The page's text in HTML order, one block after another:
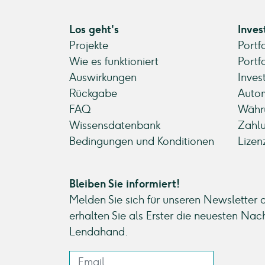
Los geht's
Projekte
Wie es funktioniert
Auswirkungen
Rückgabe
FAQ
Wissensdatenbank
Bedingungen und Konditionen
Bleiben Sie informiert!
Melden Sie sich für unseren Newsletter
erhalten Sie als Erster die neuesten
Lendahand.